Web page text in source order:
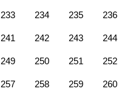
233 234 235 236
241 242 243 244
249 250 251 252
257 258 259 260